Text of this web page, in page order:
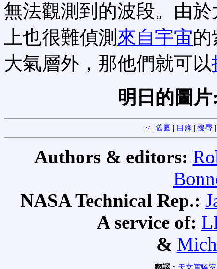
無法觀測到的波段。由於
上也很難偵測 來自宇宙的
大氣層外，那他們就可以
明日的圖
<| 舊圖 | 目錄| 搜尋
Authors & editors:
NASA Technical Rep.:
A service of:
&